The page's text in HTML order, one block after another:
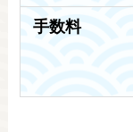
手数料